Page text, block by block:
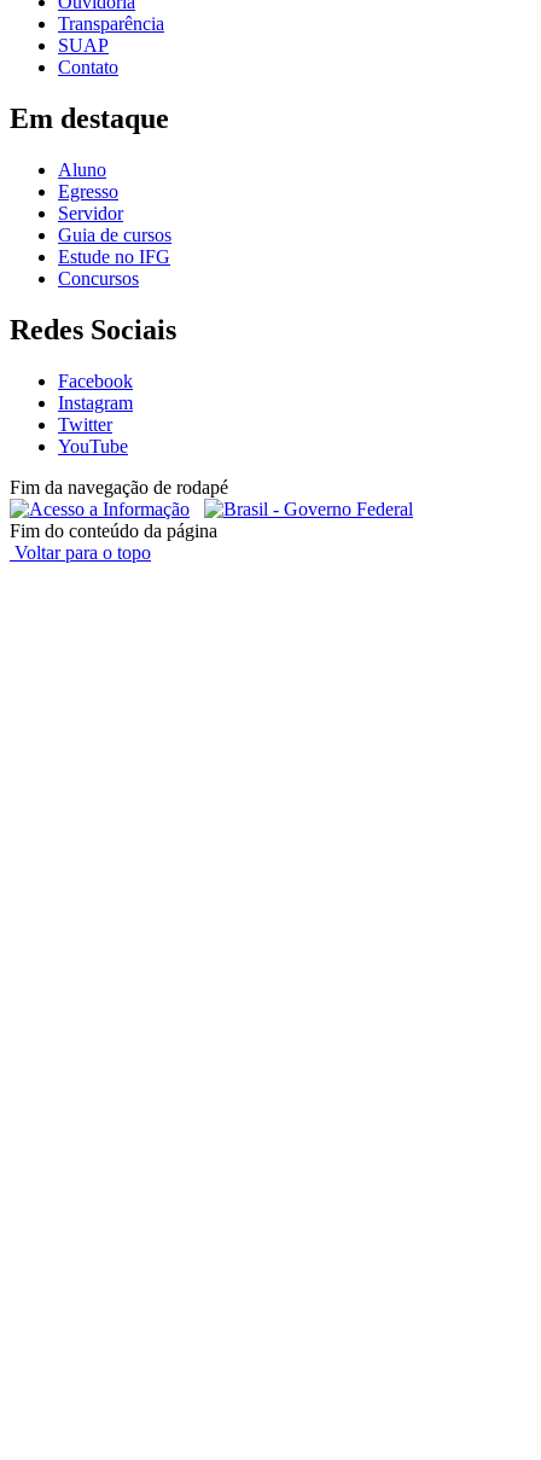
Transparência
SUAP
Contato
Em destaque
Aluno
Egresso
Servidor
Guia de cursos
Estude no IFG
Concursos
Redes Sociais
Facebook
Instagram
Twitter
YouTube
Fim da navegação de rodapé
Fim do conteúdo da página
Voltar para o topo